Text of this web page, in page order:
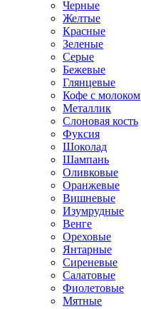
Черные
Желтые
Красные
Зеленые
Серые
Бежевые
Глянцевые
Кофе с молоком
Металлик
Слоновая кость
Фуксия
Шоколад
Шампань
Оливковые
Оранжевые
Вишневые
Изумрудные
Венге
Ореховые
Янтарные
Сиреневые
Салатовые
Фиолетовые
Мятные